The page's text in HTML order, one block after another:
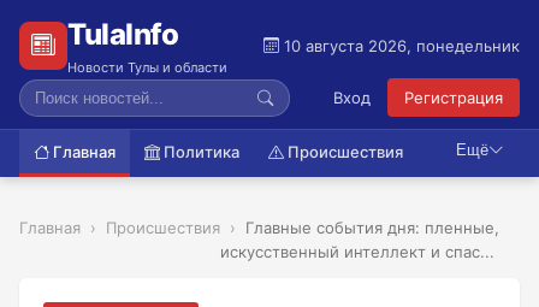
TulaInfo
Новости Тулы и области
10 августа 2026, понедельник
Вход Регистрация
Главная Политика Происшествия Ещё
Главная Происшествия
Главные события дня: пленные,
искусственный интеллект и спас...